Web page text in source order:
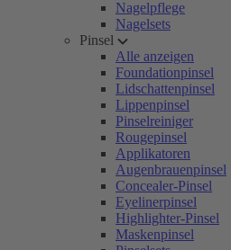
Nagelpflege
Nagelsets
Pinsel
Alle anzeigen
Foundationpinsel
Lidschattenpinsel
Lippenpinsel
Pinselreiniger
Rougepinsel
Applikatoren
Augenbrauenpinsel
Concealer-Pinsel
Eyelinerpinsel
Highlighter-Pinsel
Maskenpinsel